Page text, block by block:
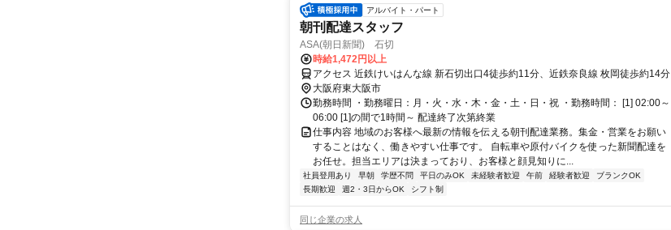
アルバイト・パート
朝刊配達スタッフ
ASA(朝日新聞) 石切
時給1,472円以上
アクセス 近鉄けいはんな線 新石切出口4徒歩約11分、近鉄奈良線 枚岡徒歩約14分
大阪府東大阪市
勤務時間 ・勤務曜日：月・火・水・木・金・土・日・祝 ・勤務時間： [1] 02:00～
06:00 [1]の間で1時間～ 配達終了次第終業
仕事内容 地域のお客様へ最新の情報を伝える朝刊配達業務。集金・営業をお願い
することはなく、働きやすい仕事です。 自転車や原付バイクを使った新聞配達を
お任せ。担当エリアは決まっており、お客様と顔見知りに...
社員登用あり 早朝 学歴不問 平日のみOK 未経験者歓迎 午前 経験者歓迎
ブランクOK
長期歓迎
週2・3日からOK シフト制
同じ企業の求人